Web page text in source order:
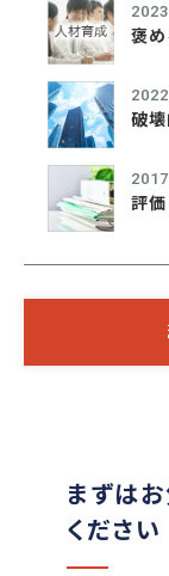
褒め
破壊
評価
まずは
ください